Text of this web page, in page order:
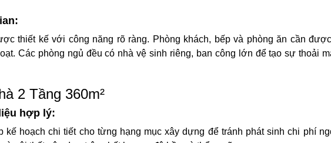
thiết kế với công năng rõ ràng. Phòng khách, bếp và phòng ăn cần
Các phòng ngủ đều có nhà vệ sinh riêng, ban công lớn để tạo sự thoải
2 Tầng 360m²
hợp lý:
kế hoạch chi tiết cho từng hạng mục xây dựng để tránh phát sinh chi phí